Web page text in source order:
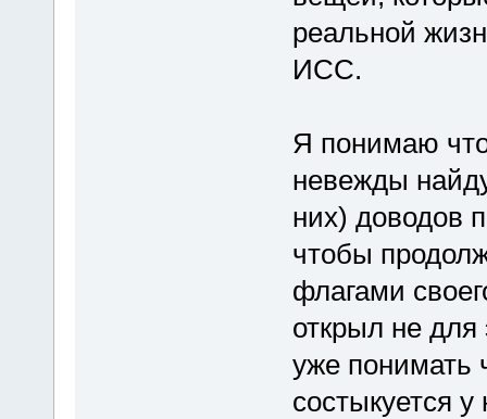
реальной
ИСС.
Я понимаю
невежды
них) доводов
чтобы
флагами
открыл не для
уже понимать
состыкуется